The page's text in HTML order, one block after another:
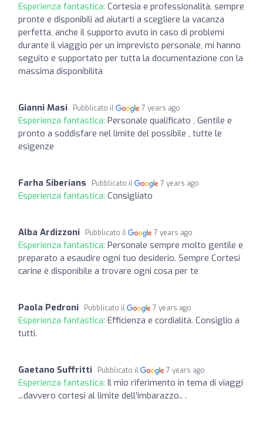
Esperienza fantastica: Cortesia e professionalità, sempre
pronte e disponibili ad aiutarti a scegliere la vacanza
perfetta, anche il supporto avuto in caso di problemi
durante il viaggio per un imprevisto personale, mi hanno
seguito e supportato per tutta la documentazione con la
massima disponibilità
Gianni Masi Pubblicato il 7 years ago
Esperienza fantastica: Personale qualificato , Gentile e
pronto a soddisfare nel limite del possibile , tutte le
esigenze
Farha Siberians Pubblicato il 7 years ago
Esperienza fantastica: Consigliato
Alba Ardizzoni Pubblicato il 7 years ago
Esperienza fantastica: Personale sempre molto gentile e
preparato a esaudire ogni tuo desiderio. Sempre Cortesi
carine è disponibile a trovare ogni cosa per te
Paola Pedroni Pubblicato il 7 years ago
Esperienza fantastica: Efficienza e cordialità. Consiglio a
tutti.
Gaetano Suffritti Pubblicato il 7 years ago
Esperienza fantastica: Il mio riferimento in tema di viaggi
...davvero cortesi al limite dell'imbarazzo.. .